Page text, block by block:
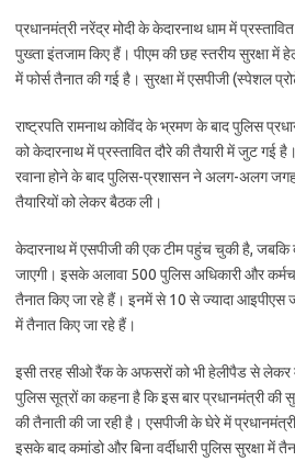
प्रधानमंत्री नरेंद्र मोदी के केदारनाथ धाम में
पुख्ता इंतजाम किए हैं। पीएम की छह स्तरीय सुरक्षा
में फोर्स तैनात की गई है। सुरक्षा में एसपीजी (स्पेशल
राष्ट्रपति रामनाथ कोविंद के भ्रमण के बाद पुलिस
को केदारनाथ में प्रस्तावित दौरे की तैयारी में जुट गई है।
रवाना होने के बाद पुलिस-प्रशासन ने अलग-अलग
तैयारियों को लेकर बैठक ली।
केदारनाथ में एसपीजी की एक टीम पहुंच चुकी है,
जाएगी। इसके अलावा 500 पुलिस अधिकारी और
तैनात किए जा रहे हैं। इनमें से 10 से ज्यादा आइपीएस
में तैनात किए जा रहे हैं।
इसी तरह सीओ रैंक के अफसरों को भी हेलीपैड से लेकर
पुलिस सूत्रों का कहना है कि इस बार प्रधानमंत्री की
की तैनाती की जा रही है। एसपीजी के घेरे में
इसके बाद कमांडो और बिना वर्दीधारी पुलिस सुरक्षा में